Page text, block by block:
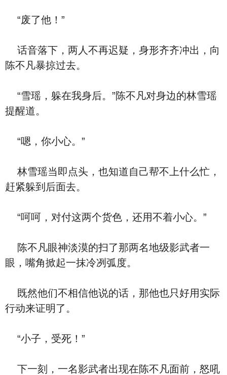
“废了他！”
话音落下，两人不再迟疑，身形齐齐冲出，向
陈不凡暴掠过去。
“雪瑶，躲在我身后。”陈不凡对身边的林雪瑶
提醒道。
“嗯，你小心。”
林雪瑶当即点头，也知道自己帮不上什么忙，
赶紧躲到后面去。
“呵呵，对付这两个货色，还用不着小心。”
陈不凡眼神淡漠的扫了那两名地级影武者一
眼，嘴角掀起一抹冷冽弧度。
既然他们不相信他说的话，那他也只好用实际
行动来证明了。
“小子，受死！”
下一刻，一名影武者出现在陈不凡面前，怒吼